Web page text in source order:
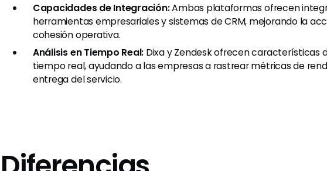
Capacidades de Integración:Ambas plataformas ofrecen
herramientas empresariales y sistemas de CRM, mejorando la
cohesión operativa.
Análisis en Tiempo Real: Dixa y Zendesk ofrecen características
tiempo real, ayudando a las empresas a rastrear métricas de
entrega del servicio.